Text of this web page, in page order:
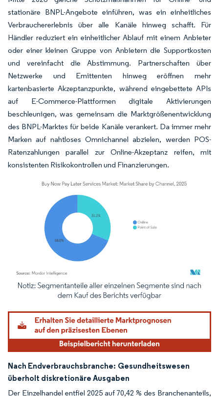
stationäre BNPL-Angebote einführen, was ein einheitliches
Verbrauchererlebnis über alle Kanäle hinweg schafft. Für
Händler reduziert ein einheitlicher Ablauf mit einem Anbieter
oder einer kleinen Gruppe von Anbietern die Supportkosten
und vereinfacht die Abstimmung. Partnerschaften über
Netzwerke und Emittenten hinweg eröffnen mehr
kartenbasierte Akzeptanzpunkte, während eingebettete APIs
auf E-Commerce-Plattformen digitale Aktivierungen
beschleunigen, was gemeinsam die Marktgrößenentwicklung
des BNPL-Marktes für beide Kanäle verankert. Da immer mehr
Marken auf nahtloses Omnichannel abzielen, werden POS-
Ratenzahlungen parallel zur Online-Akzeptanz reifen, mit
konsistenten Risikokontrollen und Finanzierungen.
Bild © Mordor Intelligence. Wiederverwendung erfordert Namensnennung
Nach Endverbrauchsbranche: Gesundheitswesen
überholt diskretionäre Ausgaben
Der Einzelhandel entfiel 2025 auf 70,42 % des Branchenanteils,